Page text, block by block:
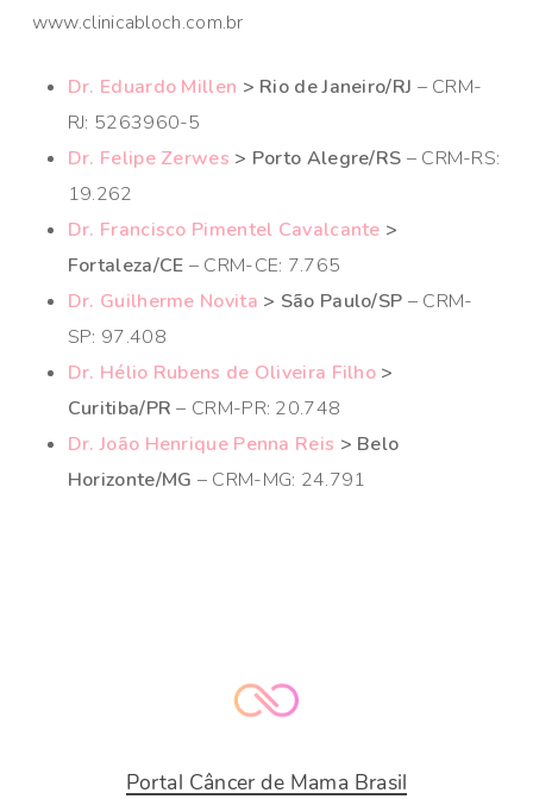
www.clinicabloch.com.br
Dr. Eduardo Millen > Rio de Janeiro/RJ – CRM-
RJ: 5263960-5
Dr. Felipe Zerwes > Porto Alegre/RS – CRM-RS:
19.262
Dr. Francisco Pimentel Cavalcante >
Fortaleza/CE – CRM-CE: 7.765
Dr. Guilherme Novita > São Paulo/SP – CRM-
SP: 97.408
Dr. Hélio Rubens de Oliveira Filho >
Curitiba/PR – CRM-PR: 20.748
Dr. João Henrique Penna Reis > Belo
Horizonte/MG – CRM-MG: 24.791
Portal Câncer de Mama Brasil